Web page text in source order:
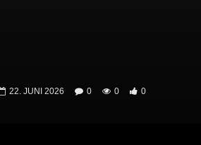
22. JUNI 2026 0 0 0